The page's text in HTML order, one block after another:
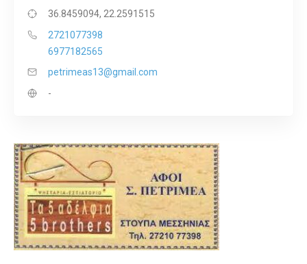
36.8459094, 22.2591515
2721077398
6977182565
petrimeas13@gmail.com
-